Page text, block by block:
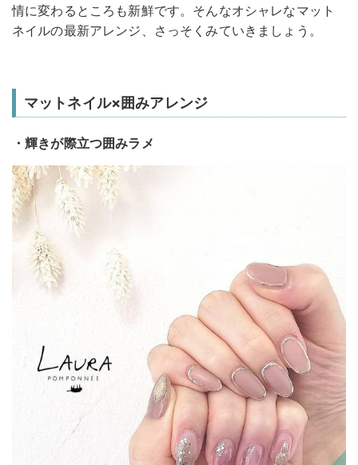
情に変わるところも新鮮です。そんなオシャレなマット
ネイルの最新アレンジ、さっそくみていきましょう。
マットネイル×囲みアレンジ
・輝きが際立つ囲みラメ